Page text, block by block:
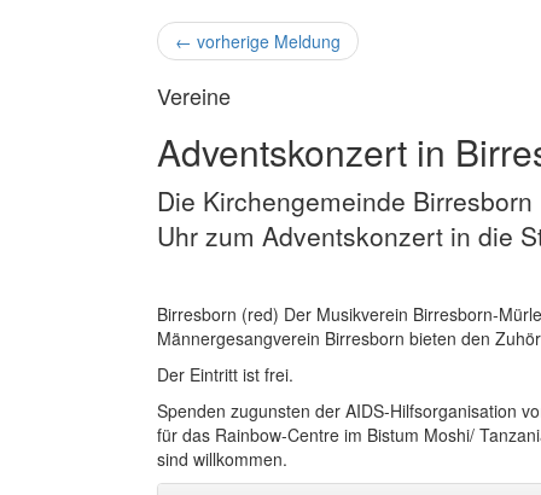
← vorherige Meldung
Vereine
Adventskonzert in
Die Kirchengemeinde
Uhr zum Adventskonzert in die
Birresborn (red) Der Musikverein Birresborn-
Männergesangverein Birresborn bieten den
Der Eintritt ist frei.
Spenden zugunsten der AIDS-Hilfsorganisation
für das Rainbow-Centre im Bistum Moshi/
sind willkommen.